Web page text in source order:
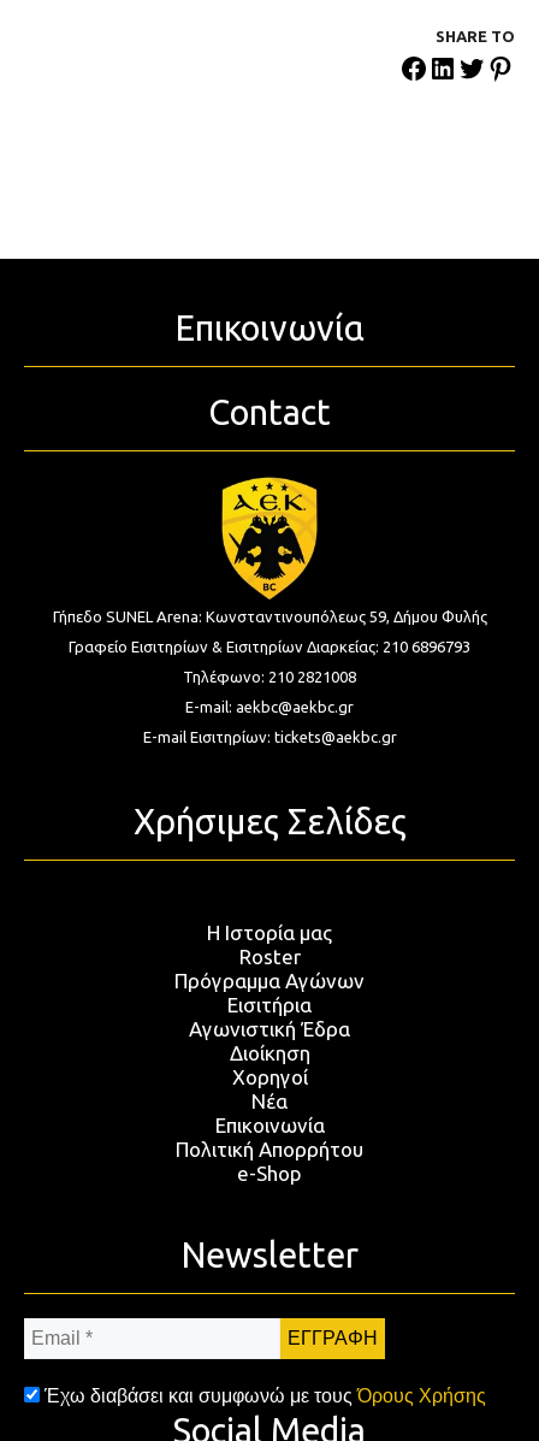
SHARE ΤΟ
Επικοινωνία
Contact
Γήπεδο SUNEL Arena: Κωνσταντινουπόλεως 59, Δήμου Φυλής
Γραφείο Εισιτηρίων & Εισιτηρίων Διαρκείας: 210 6896793
Τηλέφωνο: 210 2821008
E-mail: aekbc@aekbc.gr
E-mail Εισιτηρίων: tickets@aekbc.gr
Χρήσιμες Σελίδες
Η Ιστορία μας
Roster
Πρόγραμμα Αγώνων
Εισιτήρια
Αγωνιστική Έδρα
Διοίκηση
Χορηγοί
Νέα
Επικοινωνία
Πολιτική Απορρήτου
e-Shop
Newsletter
Email
*
Έχω διαβάσει και συμφωνώ με τουςΌρους Χρήσης
Social Media